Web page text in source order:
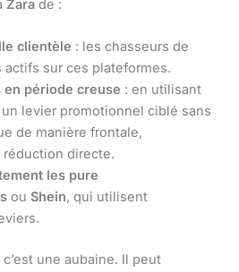
Zara de :
clientèle : les chasseurs de
actifs sur ces plateformes.
période creuse : en utilisant
levier promotionnel ciblé sans
de manière frontale,
directe.
les pure
ou Shein, qui utilisent
une aubaine. Il peut